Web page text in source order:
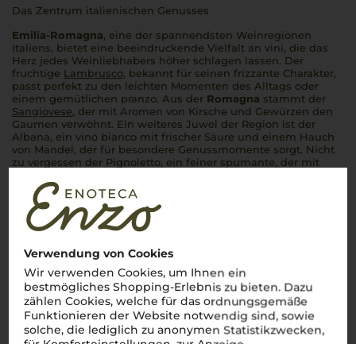
Verwendung von Cookies
Wir verwenden Cookies, um Ihnen ein
bestmögliches Shopping-Erlebnis zu bieten. Dazu
zählen Cookies, welche für das ordnungsgemäße
Funktionieren der Website notwendig sind, sowie
solche, die lediglich zu anonymen Statistikzwecken,
Das Zentrum italienischen Genusses
Emilia-Romagna, eine der spannendsten Weinregionen
Italiens, bietet eine beeindruckende Vielfalt an vini, die das
Herz jedes Weinliebhabers höher schlagen lassen. Der
fruchtige Lambrusco, bekannt für seinen frizzante Charakter,
passt perfekt zu den leichten Momenten des Alltags oder
einem gemütlichen pranzo. Aus der Romagna stammt der
Sangiovese, der mit Aromen von Kirsche und Gewürzen den
Gaumen verwöhnt. Ein weiteres Juwel der Region ist der
Albana, ein vino bianco mit frischer Säure und einem Hauch
von Mandel, der für besondere Genussmomente sorgt. Nicht
zu vergessen der Pignoletto, ein feiner spumante, der mit
Mehr Weine aus Emilia Romagna